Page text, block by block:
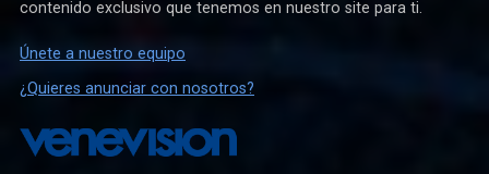
contenido exclusivo que tenemos en nuestro site para ti.
Únete a nuestro equipo
¿Quieres anunciar con nosotros?